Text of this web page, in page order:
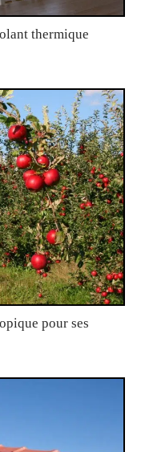
thermique
pour ses